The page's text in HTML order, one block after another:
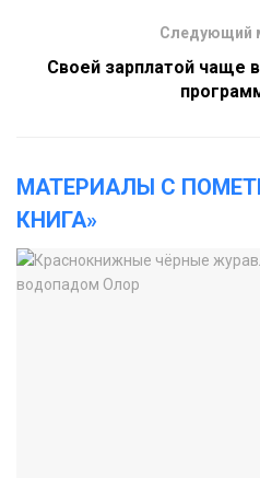
Следующий
Своей зарплатой чаще
МАТЕРИАЛЫ С
КНИГА»